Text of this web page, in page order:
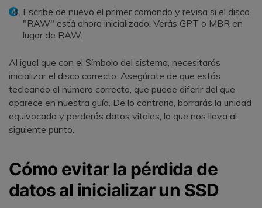
Escribe de nuevo el primer comando y revisa si el disco
"RAW" está ahora inicializado. Verás GPT o MBR en
lugar de RAW.
Al igual que con el Símbolo del sistema, necesitarás
inicializar el disco correcto. Asegúrate de que estás
tecleando el número correcto, que puede diferir del que
aparece en nuestra guía. De lo contrario, borrarás la unidad
equivocada y perderás datos vitales, lo que nos lleva al
siguiente punto.
Cómo evitar la pérdida de
datos al inicializar un SSD